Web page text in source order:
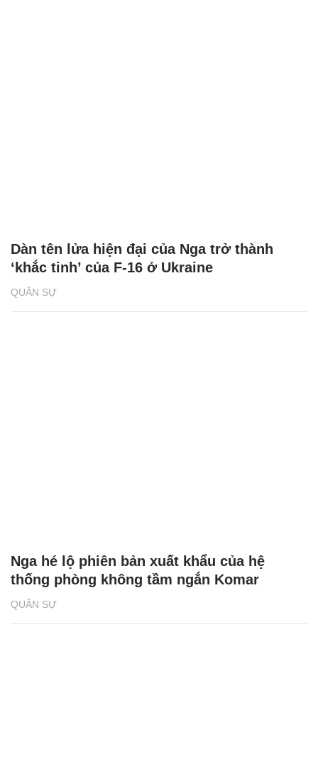
QUÂN SỰ
Dàn tên lửa hiện đại của Nga trở thành
‘khắc tinh’ của F-16 ở Ukraine
QUÂN SỰ
Nga hé lộ phiên bản xuất khẩu của hệ
thống phòng không tầm ngắn Komar